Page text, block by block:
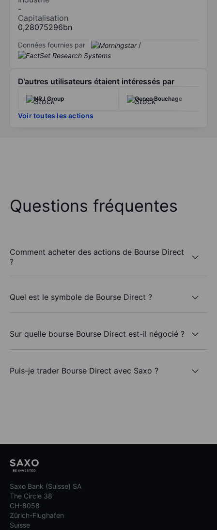
-
Capitalisation
0,28075296bn
Données fournies par /
D’autres utilisateurs étaient intéressés par
NRJ Group Oeneo Bouchage
Voir toutes les actions
Questions fréquentes
Comment acheter des actions de Bourse Direct
?
Quel est le symbole de Bourse Direct ?
Sur quelle bourse Bourse Direct est-il négocié ?
Puis-je trader Bourse Direct avec Saxo ?
Saxo Bank (Suisse) SA
The Circle 38
CH-8058
Zürich-Flughafen
Suisse